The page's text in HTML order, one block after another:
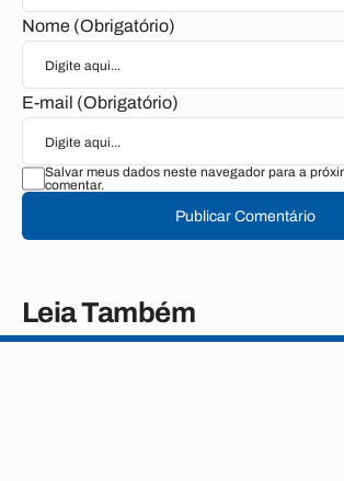
Nome (Obrigatório)
E-mail (Obrigatório)
Salvar meus dados neste navegador para a
comentar.
Publicar Comentário
Leia Também